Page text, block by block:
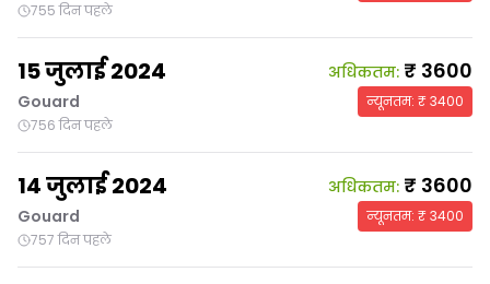
755 दिन पहले
15 जुलाई 2024
Gouard
756 दिन पहले
अधिकतम: ₹ 3600
न्यूनतम: ₹3400
14 जुलाई 2024
Gouard
757 दिन पहले
अधिकतम: ₹ 3600
न्यूनतम: ₹3400